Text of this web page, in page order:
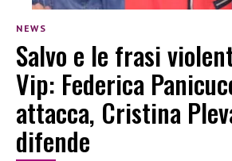
NEWS
Salvo e le frasi
Vip: Federica
attacca, Cristina
difende